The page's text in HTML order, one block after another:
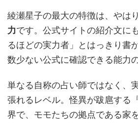
綾瀬星子の最大の特徴は、やはり
力です。公式サイトの紹介文に
るほどの実力者」とはっきり書
数少ない公式に確認できる能力
単なる自称の占い師ではなく、
張れるレベル。怪異が跋扈する
界で、モモたちの拠点である家